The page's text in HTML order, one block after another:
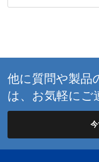
他に質問や製品
は、お気軽にご